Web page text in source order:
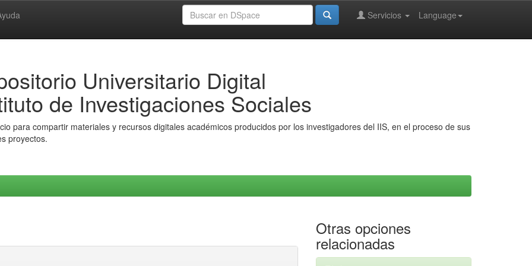
Language
Servicios
Universitario Digital
de Investigaciones Sociales
para compartir materiales y recursos digitales académicos producidos por los investigadores del IIS, en el proceso de sus
proyectos.
Otras opciones
relacionadas